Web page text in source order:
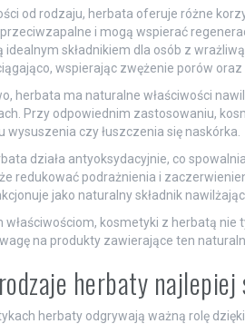
od rodzaju, herbata oferuje różne
przeciwzapalne i mogą wspierać
idealnym składnikiem dla osób z
wspierając zwężenie porów
herbata ma naturalne właściwości
Przy odpowiednim zastosowaniu,
wysuszenia czy łuszczenia się naskórka.
działa antyoksydacyjnie, co
redukować podrażnienia i
jako naturalny składnik
właściwościom, kosmetyki z herbatą nie
na produkty zawierające ten
herbaty
herbaty odgrywają ważną rolę